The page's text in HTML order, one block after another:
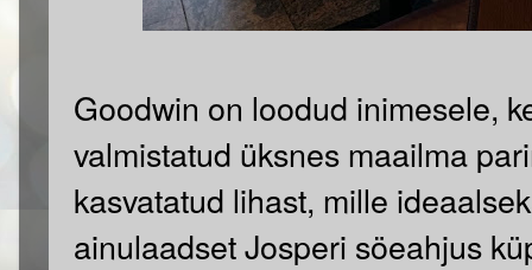
Goodwin on loodud inimesele,
valmistatud üksnes maailma
kasvatatud lihast, mille
ainulaadset Josperi söeahjus